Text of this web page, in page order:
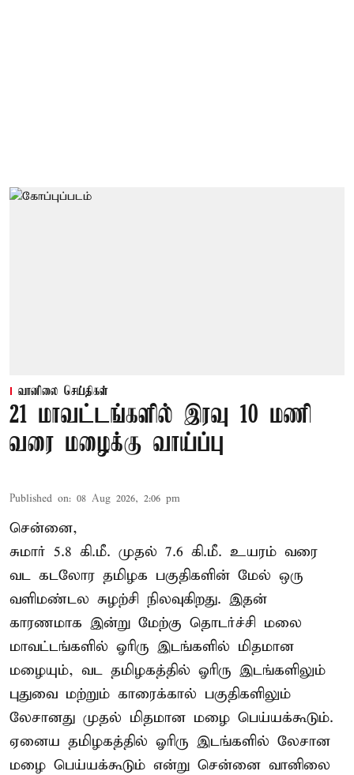
வானிலை செய்திகள்
21 மாவட்டங்களில் இரவு 10 மணி
வரை மழைக்கு வாய்ப்பு
Published on: 08 Aug 2026, 2:06 pm
சென்னை,
சுமார் 5.8 கி.மீ. முதல் 7.6 கி.மீ. உயரம் வரை
வட கடலோர தமிழக பகுதிகளின் மேல் ஒரு
வளிமண்டல சுழற்சி நிலவுகிறது. இதன்
காரணமாக இன்று மேற்கு தொடர்ச்சி மலை
மாவட்டங்களில் ஓரிரு இடங்களில் மிதமான
மழையும், வட தமிழகத்தில் ஓரிரு இடங்களிலும்
புதுவை மற்றும் காரைக்கால் பகுதிகளிலும்
லேசானது முதல் மிதமான மழை பெய்யக்கூடும்.
ஏனைய தமிழகத்தில் ஓரிரு இடங்களில் லேசான
மழை பெய்யக்கூடும் என்று சென்னை வானிலை